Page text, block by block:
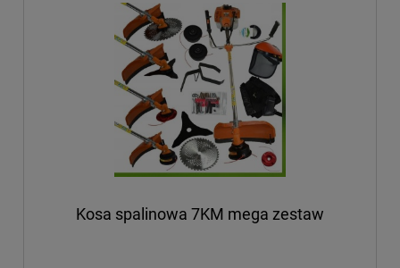
Kosa spalinowa 7KM mega zestaw